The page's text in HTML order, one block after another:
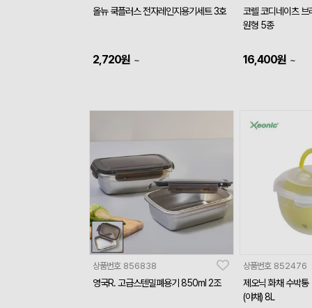
올뉴 쿡플러스 전자레인지용기세트 3호
2,720원 ~
코렐 코디네이츠 브
원형 5종
16,400원 ~
상품번호 856838
영국R. 고급스텐밀폐용기 850ml 2조
상품번호 852476
제오닉 화채 수박통
(야채) 8L